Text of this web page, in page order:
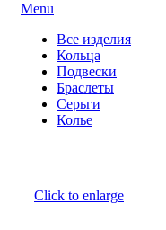
Menu
Все изделия
Кольца
Подвески
Браслеты
Серьги
Колье
Click to enlarge